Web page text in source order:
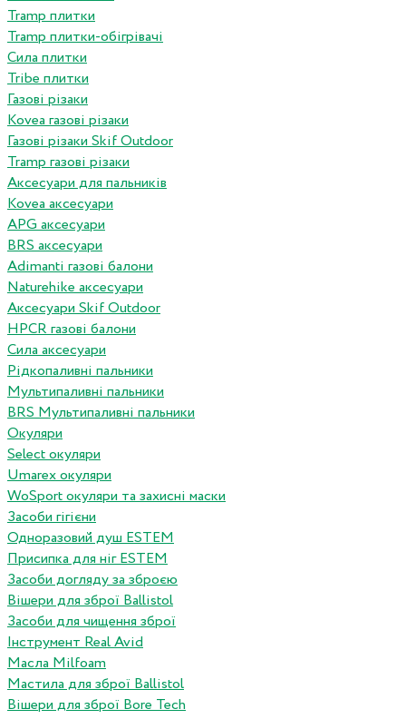
Tramp плитки
Tramp плитки-обігрівачі
Сила плитки
Tribe плитки
Газові різаки
Kovea газові різаки
Газові різаки Skif Outdoor
Tramp газові різаки
Аксесуари для пальників
Kovea аксесуари
APG аксесуари
BRS аксесуари
Adimanti газові балони
Naturehike аксесуари
Аксесуари Skif Outdoor
HPCR газові балони
Сила аксесуари
Рідкопаливні пальники
Мультипаливні пальники
BRS Мультипаливні пальники
Окуляри
Select окуляри
Umarex окуляри
WoSport окуляри та захисні маски
Засоби гігієни
Одноразовий душ ESTEM
Присипка для ніг ESTEM
Засоби догляду за зброєю
Вішери для зброї Ballistol
Засоби для чищення зброї
Інструмент Real Avid
Масла Milfoam
Мастила для зброї Ballistol
Вішери для зброї Bore Tech